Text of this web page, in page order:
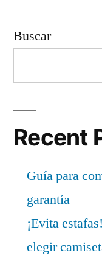
Buscar
Recent
Guía para
garantía
¡Evita
elegir